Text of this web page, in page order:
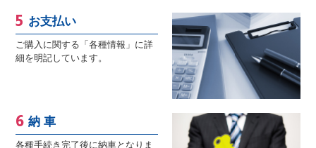
お支払い
ご購入に関する「各種情報」に詳
細を明記しています。
納 車
各種手続き完了後に納車となりま